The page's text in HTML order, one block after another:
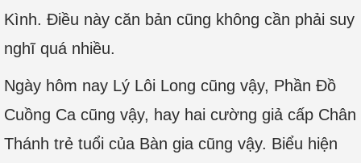
Kình. Điều này căn bản cũng không cần phải suy
nghĩ quá nhiều.
Ngày hôm nay Lý Lôi Long cũng vậy, Phần Đồ
Cuồng Ca cũng vậy, hay hai cường giả cấp Chân
Thánh trẻ tuổi của Bàn gia cũng vậy. Biểu hiện